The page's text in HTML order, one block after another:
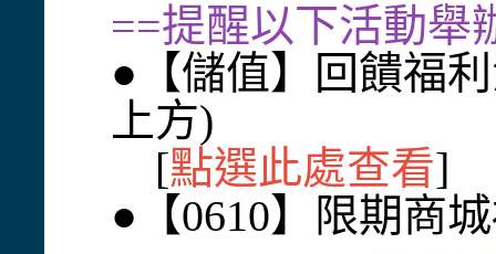
==提醒以下活動舉
●【儲值】回饋福
上方)
[點選此處查看]
●【0610】限期商